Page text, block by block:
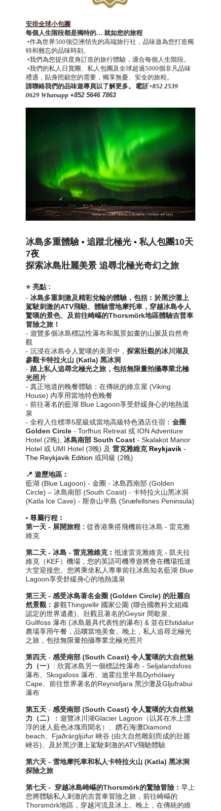
安排全球小包團
每個人生階段都是獨特的… 就如您的旅程
•作為世界500強亞洲領先的高端旅行社，品味遊為您打造獨
特和難忘的品味時刻。
•我們為您提供度身訂造的旅行體驗，適合每個人生階段。
•我們的私人日賞團、私人包團及全球超過5000個非凡品味
禮遇，貼身照顧您的需要，獨享無憂、安全的旅程。
請聯絡我們的品味遊專員以了解更多。
電話 +852 2539
0629 Whatsapp +852 5646 7863
冰島多重體驗 • 追蹤北極光 • 私人包團10天
7夜
探索冰島壯麗美景追尋北極光奇幻之旅
⭐ 亮點 :
- 冰島多重刺激及精彩兌輪的體驗，包括︰於黑沙灘上
駕駛刺激的ATV飛馳、體驗雪地摩托車，穿越冰島令人
驚嘆的景色、及前往崎嶇的Thorsmörk地區體驗吉普車
冒險之旅 ！
- 遊覽多個冰島標誌性瀑布和風景如畫的山脈及 自然奇
觀
- 沉浸在冰島令人驚嘆的美景中，探索壯觀的冰川湖及
參觀卡特拉火山 (Katla) 黑冰洞
- 踏上私人追尋北極光之旅 ，包括無限量拍攝專業北極
光照片
- 真正地道的晚餐體驗：在傳統的維京屋 (Viking
House) 內享用當地特色晚餐
-前往著名的藍湖 Blue Lagoon享受舒緩身心的地熱溫
泉
-全程入住標準5星級或當地高級特色酒店住宿︰金圈
Golden Circle - Torfhus Retreat 或 ION Adventure
Hotel (2晚), 冰島南部South Coast -Skalakot Manor
Hotel或 UMI Hotel (3晚) 及雷克雅維克 Reykjavik -
The Reykjavik Edition 或同級 (2晚)
📍 遊歷地區︰
藍湖 (Blue Lagoon) - 金圈 - 冰島西南部 (Golden
Circle) – 冰島南部 (South Coast)- 卡特拉火山黑冰洞
(Katla Ice Cave) -斯奈山半島 (Snæfellsnes Peninsula)
▪️ 尊屬行程︰
第一天 - 展開旅程 : 從香港乘搭飛機前往冰島 - 雷克雅
維克
第二天 - 冰島 -雷克雅維克︰抵達雷克雅維克 - 凱夫拉
維克（KEF）機場，您的英語司機導遊將會在機場抵達
大堂迎接您。您將乘坐私人專車前往冰島知名藍湖 Blue
Lagoon享受舒緩身心的地熱溫泉
第三天 -感受冰島著名金圈 (Golden Circle) 的壯麗自
然景觀：參觀Thingvellir 國家公園 (聯合國教科文組織
認定的世界遺產)、壯觀且著名的Geysir 間歇泉、
Gullfoss 瀑布 (冰島最具代表性的瀑布) & 並在Efstidalur
農場享用午餐，品嚐當地美食。晚上，私人追尋北極光
之旅 ，包括無限量拍攝專業北極光照片
第四天-感受南部 (South Coast)令人驚嘆的大自然魅
力（一） : 欣賞冰島另一個標誌性瀑布 - Seljalandsfoss
瀑布、Skogafoss 瀑布、迪霍拉里半島Dyrhólaey
Cape、前往世界著名的Reynisfjara 黑沙灘及Gljufrabui
瀑布
第五天 - 感受南部 (South Coast)令人驚嘆的大自然魅
力（二）
︰遊覽冰川湖Glacier Lagoon（以其在水上漂
浮的迷人藍色冰塊而聞名）、鑽石海灘Diamond
beach、Fjaðrárgljúfur 峽谷 (由大自然雕刻而成的壯麗
峽谷)、及於黑沙灘上駕駛刺激的ATV飛馳體驗
第六天 - 雪地摩托車和私人卡特拉火山 (Katla) 黑冰洞
探險之旅
第七天 - 穿越冰島崎嶇的Thorsmörk的驚險冒險：早上
您將體驗私人刺激的吉普車冒險之旅，前往崎嶇的
Thorsmörk地區，穿越河流及冰上。晚上，在傳統的維